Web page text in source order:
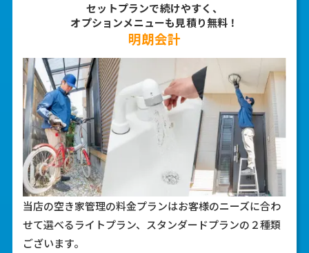
セットプランで続けやすく、
オプションメニューも見積り無料！
明朗会計
当店の空き家管理の料金プランはお客様のニーズに合わ
せて選べるライトプラン、スタンダードプランの２種類
ございます。